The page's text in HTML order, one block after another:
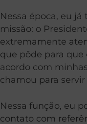
Nessa época, eu
missão: o
extremamente
que pôde para que
acordo com
chamou para
Nessa função, eu
contato com